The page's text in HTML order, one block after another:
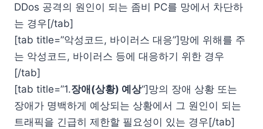
DDos 공격의 원인이 되는 좀비 PC를 망에서 차단하
는 경우[/tab]
[tab title=”악성코드, 바이러스 대응”]망에 위해를 주
는 악성코드, 바이러스 등에 대응하기 위한 경우
[/tab]
[tab title=”1.장애(상황) 예상“]망의 장애 상황 또는
장애가 명백하게 예상되는 상황에서 그 원인이 되는
트래픽을 긴급히 제한할 필요성이 있는 경우[/tab]